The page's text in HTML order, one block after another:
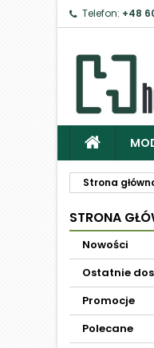
Telefon: +48
Strona
STRONA
Nowości
Ostatnie
Promocje
Polecane